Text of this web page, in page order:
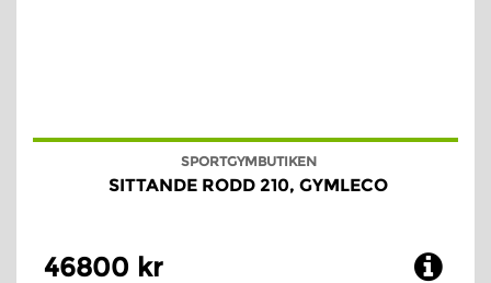
SPORTGYMBUTIKEN
SITTANDE RODD 210, GYMLECO
46800 kr